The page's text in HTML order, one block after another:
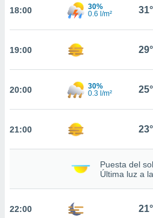
únicos
como
de
en
interés
18:00
30%
0.6 l/m²
31°
19:00 29°
20:00
30%
0.3 l/m²
25°
21:00 23°
Puesta del
Última luz a
22:00 21°